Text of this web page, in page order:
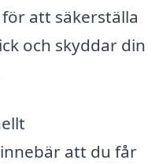
att säkerställa
och skyddar din
att du får